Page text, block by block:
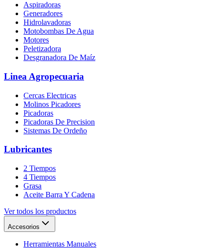
Aspiradoras
Generadores
Hidrolavadoras
Motobombas De Agua
Motores
Peletizadora
Desgranadora De Maíz
Linea Agropecuaria
Cercas Electricas
Molinos Picadores
Picadoras
Picadoras De Precision
Sistemas De Ordeño
Lubricantes
2 Tiempos
4 Tiempos
Grasa
Aceite Barra Y Cadena
Ver todos los productos
Accesorios
Herramientas Manuales